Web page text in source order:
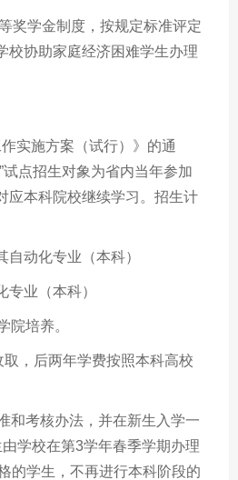
奖学金制度，按规定标准评定
校协助家庭经济困难学生办理
实施方案（试行）》的通
试点招生对象为省内当年参加
应本科院校继续学习。招生计
动化专业（本科）
业（本科）
院培养。
，后两年学费按照本科高校
和考核办法，并在新生入学一
学校在第3学年春季学期办理
的学生，不再进行本科阶段的